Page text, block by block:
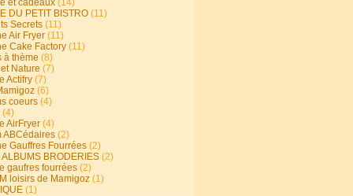
et cadeaux (14)
DU PETIT BISTRO (11)
Secrets (11)
Air Fryer (11)
Cake Factory (11)
à thème (8)
Nature (7)
Actifry (7)
(6)
coeurs (4)
(4)
AirFryer (4)
ABCédaires (2)
Gauffres Fourrées (2)
ALBUMS BRODERIES (2)
gaufres fourrées (2)
loisirs de Mamigoz (1)
(1)